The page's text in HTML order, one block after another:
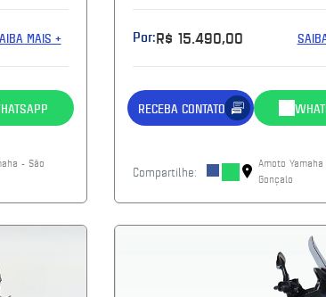
MAIS +
- São
Por:R$ 15.490,00
RECEBA CONTATO
Compartilhe:
Amoto
Gonçalo